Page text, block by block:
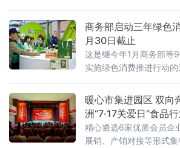
经济新闻联播深入展会
宴的精彩瞬间
商务部启动三年绿色
月30日截止
这是继今年1月商务部等
实施绿色消费推进行动
顶层设计迈入地方实践阶
务 探索“四类创新”通知
题导向、目标导向、效果
重点领域和关
暖心市集进园区 双向
洲“7·17关爱日”食品
精心遴选6家优质会员企
展销、产销对接等形式